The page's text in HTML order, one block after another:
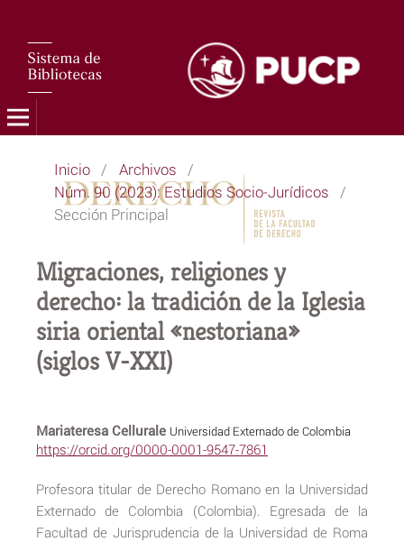
Inicio / Archivos /
Núm. 90 (2023): Estudios Socio-Jurídicos /
Sección Principal
Migraciones, religiones y
derecho: la tradición de la Iglesia
siria oriental «nestoriana»
(siglos V-XXI)
Mariateresa Cellurale Universidad Externado de Colombia
https://orcid.org/0000-0001-9547-7861
Profesora titular de Derecho Romano en la Universidad
Externado de Colombia (Colombia). Egresada de la
Facultad de Jurisprudencia de la Universidad de Roma